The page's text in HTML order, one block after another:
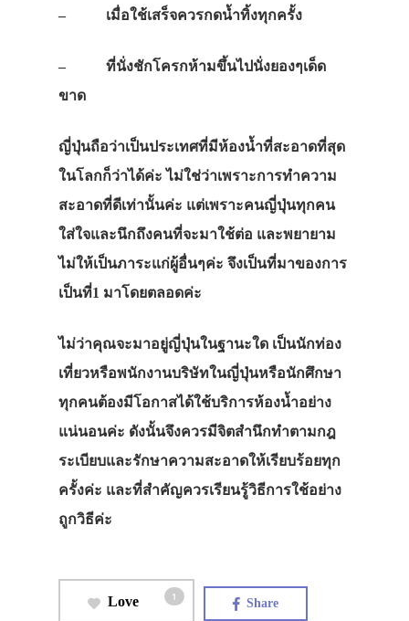
– เมื่อใช้เสร็จควรกดน้ำทิ้งทุกครั้ง
– ที่นั่งชักโครกห้ามขึ้นไปนั่งยองๆเด็ด
ขาด
ญี่ปุ่นถือว่าเป็นประเทศที่มีห้องน้ำที่สะอาดที่สุด
ในโลกก็ว่าได้ค่ะ ไม่ใช่ว่าเพราะการทำความ
สะอาดที่ดีเท่านั้นค่ะ แต่เพราะคนญี่ปุ่นทุกคน
ใส่ใจและนึกถึงคนที่จะมาใช้ต่อ และพยายาม
ไม่ให้เป็นภาระแก่ผู้อื่นๆค่ะ จึงเป็นที่มาของการ
เป็นที่1 มาโดยตลอดค่ะ
ไม่ว่าคุณจะมาอยู่ญี่ปุ่นในฐานะใด เป็นนักท่อง
เที่ยวหรือพนักงานบริษัทในญี่ปุ่นหรือนักศึกษา
ทุกคนต้องมีโอกาสได้ใช้บริการห้องน้ำอย่าง
แน่นอนค่ะ ดังนั้นจึงควรมีจิตสำนึกทำตามกฎ
ระเบียบและรักษาความสะอาดให้เรียบร้อยทุก
ครั้งค่ะ และที่สำคัญควรเรียนรู้วิธีการใช้อย่าง
ถูกวิธีค่ะ
Love 1 Share